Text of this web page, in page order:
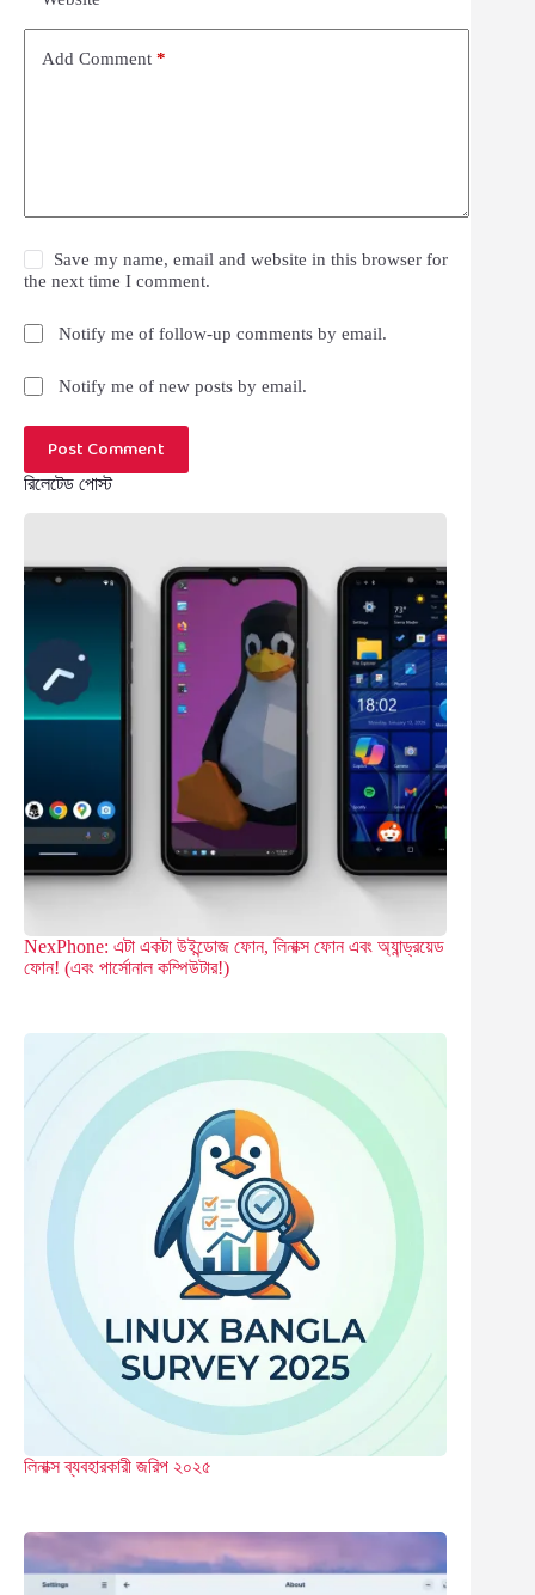
Add Comment *
Save my name, email and website in this browser for
the next time I comment.
Notify me of follow-up comments by email.
Notify me of new posts by email.
Post Comment
রিলেটেড পোস্ট
NexPhone: এটা একটা উইন্ডোজ ফোন, লিনাক্স ফোন এবং অ্যান্ড্রয়েড
ফোন! (এবং পার্সোনাল কম্পিউটার!)
লিনাক্স ব্যবহারকারী জরিপ ২০২৫